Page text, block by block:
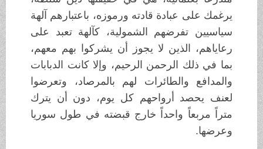
يرغمك على عبادة قادته ورموزه، باعتبارهم آلهة
سياسيين تفرضهم الشمولية، كآلهة تعبد على
رعاياهم، الذين لا يجوز أن يشركوا بهم معهم،
بما في ذلك الرحمن الرحيم، وإلا كانت الدبابات
والمدافع والطائرات لهم بالمرصاد، وتعرضوا
لعنف يحصد أرواحهم كل يوم، دون أن يترك
متراً مربعاً واحداً خارج قبضته في طول سوريا
وعرضها.